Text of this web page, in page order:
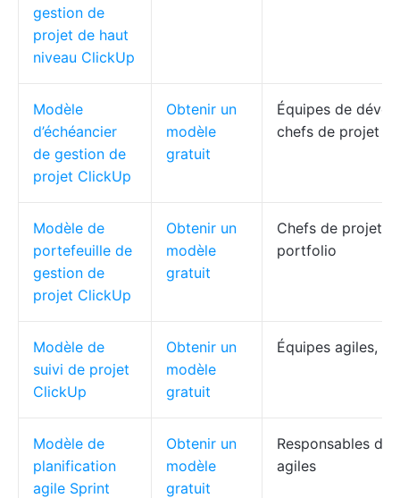
gestion de
projet de haut
niveau ClickUp
Modèle
d’échéancier
de gestion de
projet ClickUp
Obtenir un
modèle
gratuit
Équipes de
chefs de projet
Modèle de
portefeuille de
gestion de
projet ClickUp
Obtenir un
modèle
gratuit
Chefs de projet,
portfolio
Modèle de
suivi de projet
ClickUp
Obtenir un
modèle
gratuit
Équipes agiles,
Modèle de
planification
agile Sprint
Obtenir un
modèle
gratuit
Responsables
agiles